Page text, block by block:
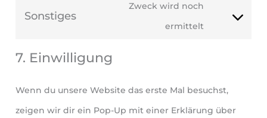
Sonstiges
Zweck wird noch
ermittelt
7. Einwilligung
Wenn du unsere Website das erste Mal besuchst,
zeigen wir dir ein Pop-Up mit einer Erklärung über